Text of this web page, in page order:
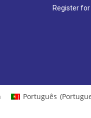
Register
Português (